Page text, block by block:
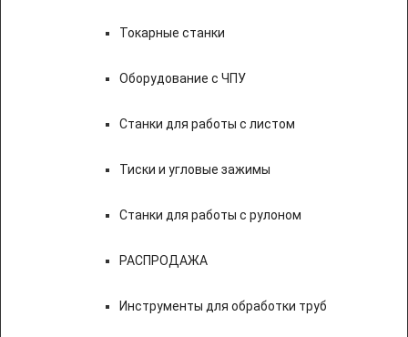
Токарные станки
Оборудование с ЧПУ
Станки для работы с листом
Тиски и угловые зажимы
Станки для работы с рулоном
РАСПРОДАЖА
Инструменты для обработки труб